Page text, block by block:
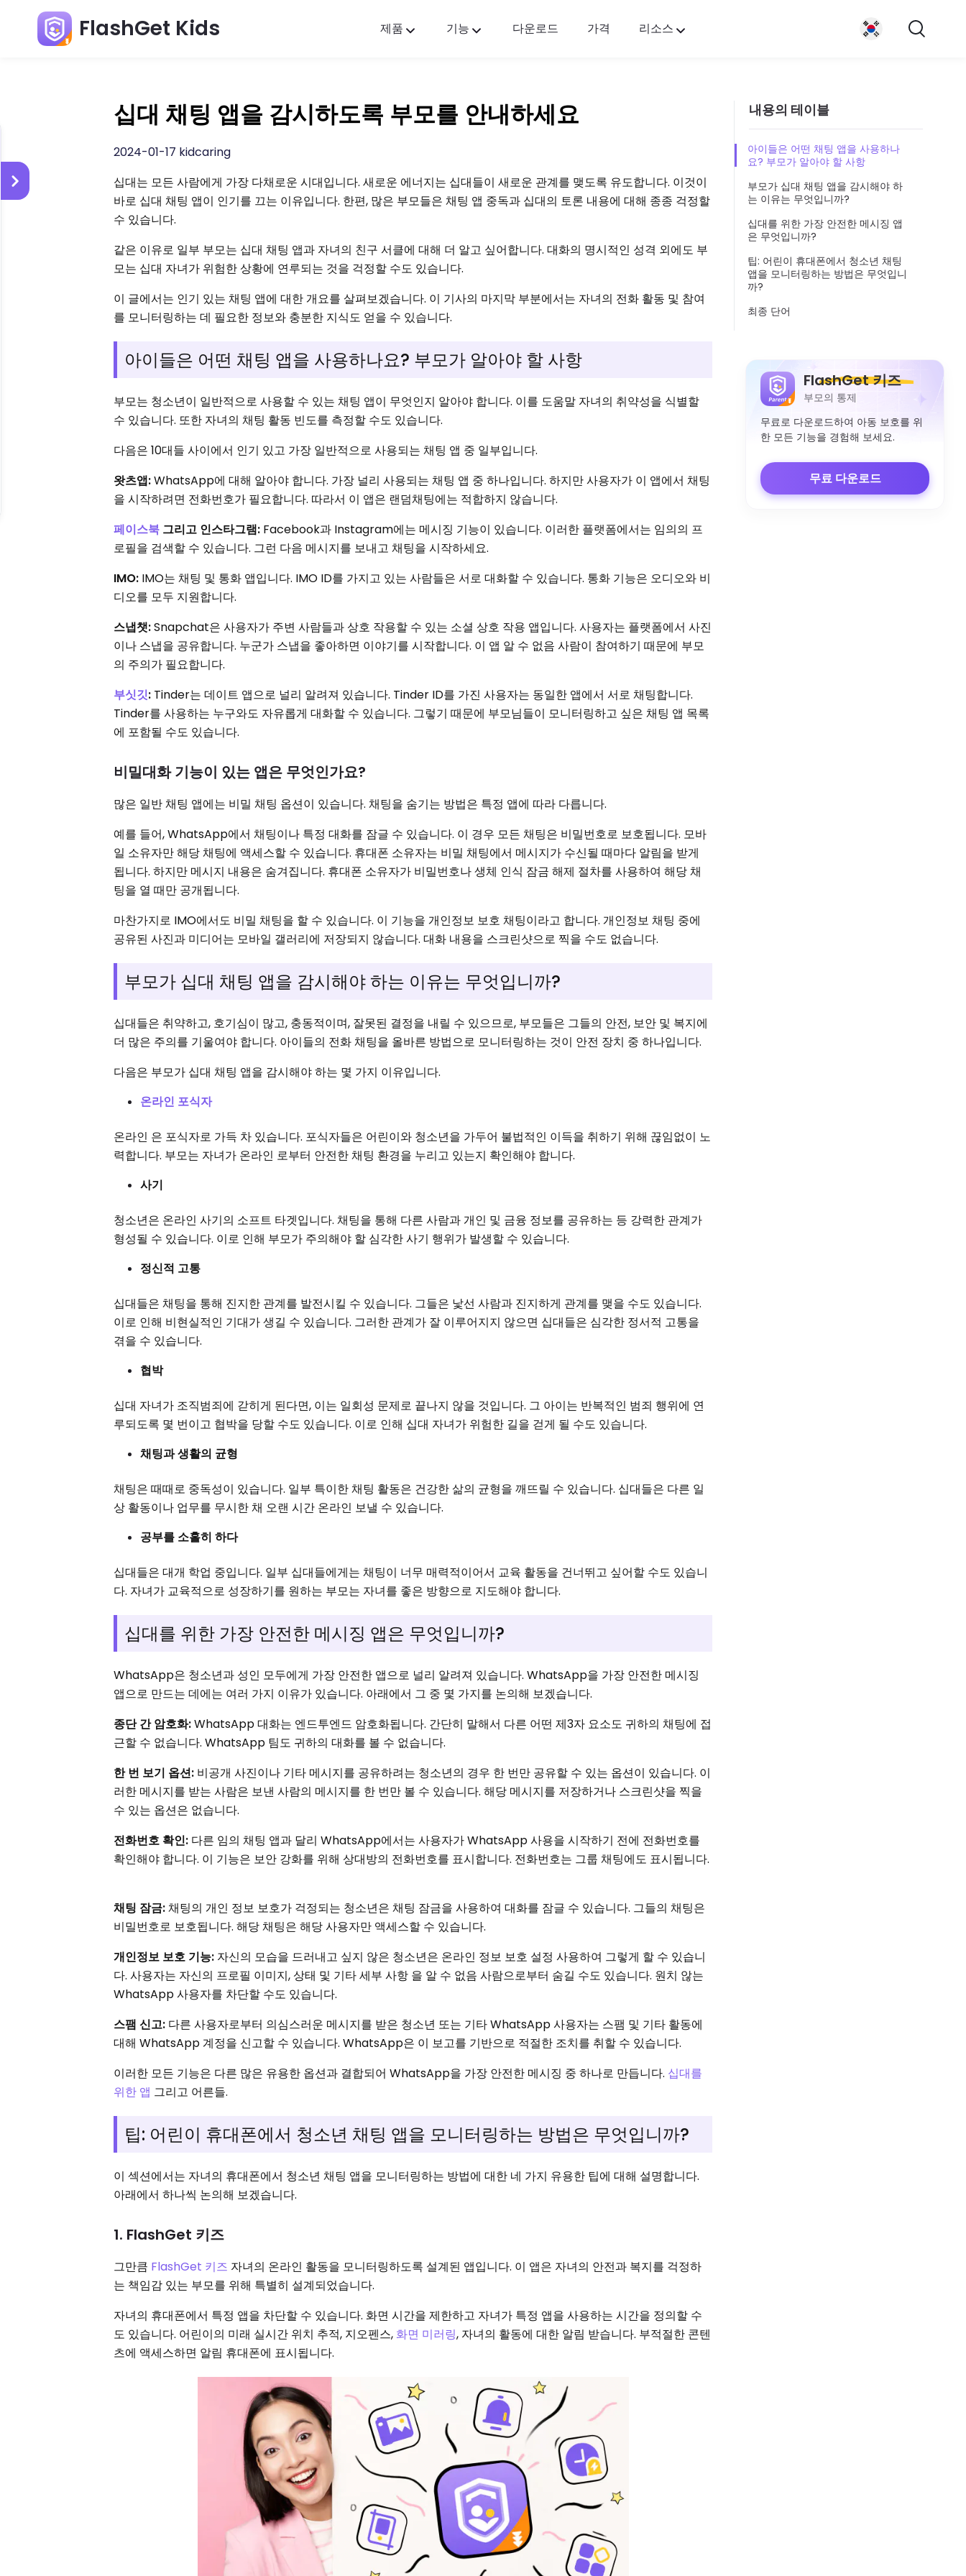
FlashGet Kids 제품
FlashGet Finder
기능 다운로드 가격 리소스
십대 채팅 앱을 감시하도록 부모를 안내하세요
2024-01-17 kidcaring
십대는 모든 사람에게 가장 다채로운 시대입니다. 새로운 에너지는 십대들이 새로운 관계를 맺도록 유도합니다. 이것이
바로 십대 채팅 앱이 인기를 끄는 이유입니다. 한편, 많은 부모들은 채팅 앱 중독과 십대의 토론 내용에 대해 종종 걱정할
수 있습니다.
같은 이유로 일부 부모는 십대 채팅 앱과 자녀의 친구 서클에 대해 더 알고 싶어합니다. 대화의 명시적인 성격 외에도 부
모는 십대 자녀가 위험한 상황에 연루되는 것을 걱정할 수도 있습니다.
이 글에서는 인기 있는 채팅 앱에 대한 개요를 살펴보겠습니다. 이 기사의 마지막 부분에서는 자녀의 전화 활동 및 참여
를 모니터링하는 데 필요한 정보와 충분한 지식도 얻을 수 있습니다.
아이들은 어떤 채팅 앱을 사용하나요? 부모가 알아야 할 사항
부모는 청소년이 일반적으로 사용할 수 있는 채팅 앱이 무엇인지 알아야 합니다. 이를 도움말 자녀의 취약성을 식별할
수 있습니다. 또한 자녀의 채팅 활동 빈도를 측정할 수도 있습니다.
다음은 10대들 사이에서 인기 있고 가장 일반적으로 사용되는 채팅 앱 중 일부입니다.
왓츠앱:WhatsApp에 대해 알아야 합니다. 가장 널리 사용되는 채팅 앱 중 하나입니다. 하지만 사용자가 이 앱에서 채팅
을 시작하려면 전화번호가 필요합니다. 따라서 이 앱은 랜덤채팅에는 적합하지 않습니다.
페이스북 그리고 인스타그램: Facebook과 Instagram에는 메시징 기능이 있습니다. 이러한 플랫폼에서는 임의의 프
로필을 검색할 수 있습니다. 그런 다음 메시지를 보내고 채팅을 시작하세요.
IMO: IMO는 채팅 및 통화 앱입니다. IMO ID를 가지고 있는 사람들은 서로 대화할 수 있습니다. 통화 기능은 오디오와 비
디오를 모두 지원합니다.
스냅챗:Snapchat은 사용자가 주변 사람들과 상호 작용할 수 있는 소셜 상호 작용 앱입니다. 사용자는 플랫폼에서 사진
이나 스냅을 공유합니다. 누군가 스냅을 좋아하면 이야기를 시작합니다. 이 앱 알 수 없음 사람이 참여하기 때문에 부모
의 주의가 필요합니다.
부싯깃: Tinder는 데이트 앱으로 널리 알려져 있습니다. Tinder ID를 가진 사용자는 동일한 앱에서 서로 채팅합니다.
Tinder를 사용하는 누구와도 자유롭게 대화할 수 있습니다. 그렇기 때문에 부모님들이 모니터링하고 싶은 채팅 앱 목록
에 포함될 수도 있습니다.
비밀대화 기능이 있는 앱은 무엇인가요?
많은 일반 채팅 앱에는 비밀 채팅 옵션이 있습니다. 채팅을 숨기는 방법은 특정 앱에 따라 다릅니다.
예를 들어, WhatsApp에서 채팅이나 특정 대화를 잠글 수 있습니다. 이 경우 모든 채팅은 비밀번호로 보호됩니다. 모바
일 소유자만 해당 채팅에 액세스할 수 있습니다. 휴대폰 소유자는 비밀 채팅에서 메시지가 수신될 때마다 알림을 받게
됩니다. 하지만 메시지 내용은 숨겨집니다. 휴대폰 소유자가 비밀번호나 생체 인식 잠금 해제 절차를 사용하여 해당 채
팅을 열 때만 공개됩니다.
마찬가지로 IMO에서도 비밀 채팅을 할 수 있습니다. 이 기능을 개인정보 보호 채팅이라고 합니다. 개인정보 채팅 중에
공유된 사진과 미디어는 모바일 갤러리에 저장되지 않습니다. 대화 내용을 스크린샷으로 찍을 수도 없습니다.
부모가 십대 채팅 앱을 감시해야 하는 이유는 무엇입니까?
십대들은 취약하고, 호기심이 많고, 충동적이며, 잘못된 결정을 내릴 수 있으므로, 부모들은 그들의 안전, 보안 및 복지에
더 많은 주의를 기울여야 합니다. 아이들의 전화 채팅을 올바른 방법으로 모니터링하는 것이 안전 장치 중 하나입니다.
다음은 부모가 십대 채팅 앱을 감시해야 하는 몇 가지 이유입니다.
온라인 포식자
온라인 은 포식자로 가득 차 있습니다. 포식자들은 어린이와 청소년을 가두어 불법적인 이득을 취하기 위해 끊임없이 노
력합니다. 부모는 자녀가 온라인 로부터 안전한 채팅 환경을 누리고 있는지 확인해야 합니다.
사기
청소년은 온라인 사기의 소프트 타겟입니다. 채팅을 통해 다른 사람과 개인 및 금융 정보를 공유하는 등 강력한 관계가
형성될 수 있습니다. 이로 인해 부모가 주의해야 할 심각한 사기 행위가 발생할 수 있습니다.
정신적 고통
십대들은 채팅을 통해 진지한 관계를 발전시킬 수 있습니다. 그들은 낯선 사람과 진지하게 관계를 맺을 수도 있습니다.
이로 인해 비현실적인 기대가 생길 수 있습니다. 그러한 관계가 잘 이루어지지 않으면 십대들은 심각한 정서적 고통을
겪을 수 있습니다.
협박
십대 자녀가 조직범죄에 갇히게 된다면, 이는 일회성 문제로 끝나지 않을 것입니다. 그 아이는 반복적인 범죄 행위에 연
루되도록 몇 번이고 협박을 당할 수도 있습니다. 이로 인해 십대 자녀가 위험한 길을 걷게 될 수도 있습니다.
채팅과 생활의 균형
채팅은 때때로 중독성이 있습니다. 일부 특이한 채팅 활동은 건강한 삶의 균형을 깨뜨릴 수 있습니다. 십대들은 다른 일
상 활동이나 업무를 무시한 채 오랜 시간 온라인 보낼 수 있습니다.
공부를 소홀히 하다
십대들은 대개 학업 중입니다. 일부 십대들에게는 채팅이 너무 매력적이어서 교육 활동을 건너뛰고 싶어할 수도 있습니
다. 자녀가 교육적으로 성장하기를 원하는 부모는 자녀를 좋은 방향으로 지도해야 합니다.
십대를 위한 가장 안전한 메시징 앱은 무엇입니까?
WhatsApp은 청소년과 성인 모두에게 가장 안전한 앱으로 널리 알려져 있습니다. WhatsApp을 가장 안전한 메시징
앱으로 만드는 데에는 여러 가지 이유가 있습니다. 아래에서 그 중 몇 가지를 논의해 보겠습니다.
종단 간 암호화:WhatsApp 대화는 엔드투엔드 암호화됩니다. 간단히 말해서 다른 어떤 제3자 요소도 귀하의 채팅에 접
근할 수 없습니다. WhatsApp 팀도 귀하의 대화를 볼 수 없습니다.
한 번 보기 옵션: 비공개 사진이나 기타 메시지를 공유하려는 청소년의 경우 한 번만 공유할 수 있는 옵션이 있습니다. 이
러한 메시지를 받는 사람은 보낸 사람의 메시지를 한 번만 볼 수 있습니다. 해당 메시지를 저장하거나 스크린샷을 찍을
수 있는 옵션은 없습니다.
전화번호 확인: 다른 임의 채팅 앱과 달리 WhatsApp에서는 사용자가 WhatsApp 사용을 시작하기 전에 전화번호를
확인해야 합니다. 이 기능은 보안 강화를 위해 상대방의 전화번호를 표시합니다. 전화번호는 그룹 채팅에도 표시됩니다.
채팅 잠금:채팅의 개인 정보 보호가 걱정되는 청소년은 채팅 잠금을 사용하여 대화를 잠글 수 있습니다. 그들의 채팅은
비밀번호로 보호됩니다. 해당 채팅은 해당 사용자만 액세스할 수 있습니다.
개인정보 보호 기능: 자신의 모습을 드러내고 싶지 않은 청소년은 온라인 정보 보호 설정 사용하여 그렇게 할 수 있습니
다. 사용자는 자신의 프로필 이미지, 상태 및 기타 세부 사항 을 알 수 없음 사람으로부터 숨길 수도 있습니다. 원치 않는
WhatsApp 사용자를 차단할 수도 있습니다.
스팸 신고: 다른 사용자로부터 의심스러운 메시지를 받은 청소년 또는 기타 WhatsApp 사용자는 스팸 및 기타 활동에
대해 WhatsApp 계정을 신고할 수 있습니다. WhatsApp은 이 보고를 기반으로 적절한 조치를 취할 수 있습니다.
이러한 모든 기능은 다른 많은 유용한 옵션과 결합되어 WhatsApp을 가장 안전한 메시징 중 하나로 만듭니다. 십대를
위한 앱 그리고 어른들.
팁: 어린이 휴대폰에서 청소년 채팅 앱을 모니터링하는 방법은 무엇입니까?
이 섹션에서는 자녀의 휴대폰에서 청소년 채팅 앱을 모니터링하는 방법에 대한 네 가지 유용한 팁에 대해 설명합니다.
아래에서 하나씩 논의해 보겠습니다.
1. FlashGet 키즈
그만큼 FlashGet 키즈 자녀의 온라인 활동을 모니터링하도록 설계된 앱입니다. 이 앱은 자녀의 안전과 복지를 걱정하
는 책임감 있는 부모를 위해 특별히 설계되었습니다.
자녀의 휴대폰에서 특정 앱을 차단할 수 있습니다. 화면 시간을 제한하고 자녀가 특정 앱을 사용하는 시간을 정의할 수
도 있습니다. 어린이의 미래 실시간 위치 추적, 지오펜스, 화면 미러링, 자녀의 활동에 대한 알림 받습니다. 부적절한 콘텐
츠에 액세스하면 알림 휴대폰에 표시됩니다.
내용의 테이블
아이들은 어떤 채팅 앱을 사용하나
요? 부모가 알아야 할 사항
부모가 십대 채팅 앱을 감시해야 하
는 이유는 무엇입니까?
십대를 위한 가장 안전한 메시징 앱
은 무엇입니까?
팁: 어린이 휴대폰에서 청소년 채팅
앱을 모니터링하는 방법은 무엇입니
까?
최종 단어
FlashGet 키즈
부모의 통제
무료로 다운로드하여 아동 보호를 위
한 모든 기능을 경험해 보세요.
무료 다운로드